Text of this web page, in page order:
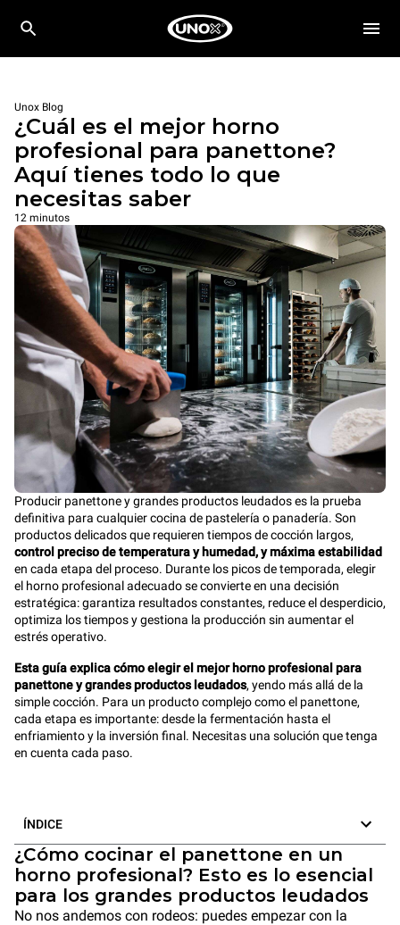
Unox Blog
¿Cuál es el mejor horno
profesional para panettone?
Aquí tienes todo lo que
necesitas saber
12 minutos
Producir panettone y grandes productos leudados es la prueba
definitiva para cualquier cocina de pastelería o panadería. Son
productos delicados que requieren tiempos de cocción largos,
control preciso de temperatura y humedad, y máxima estabilidad
en cada etapa del proceso. Durante los picos de temporada, elegir
el horno profesional adecuado se convierte en una decisión
estratégica: garantiza resultados constantes, reduce el desperdicio,
optimiza los tiempos y gestiona la producción sin aumentar el
estrés operativo.
Esta guía explica cómo elegir el mejor horno profesional para
panettone y grandes productos leudados, yendo más allá de la
simple cocción. Para un producto complejo como el panettone,
cada etapa es importante: desde la fermentación hasta el
enfriamiento y la inversión final. Necesitas una solución que tenga
en cuenta cada paso.
ÍNDICE
¿Cómo cocinar el panettone en un
horno profesional? Esto es lo esencial
para los grandes productos leudados
No nos andemos con rodeos: puedes empezar con la